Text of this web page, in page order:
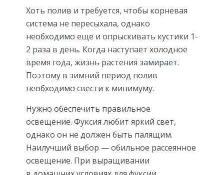
Хоть полив и требуется, чтобы корневая
система не пересыхала, однако
необходимо еще и опрыскивать кустики 1-
2 раза в день. Когда наступает холодное
время года, жизнь растения замирает.
Поэтому в зимний период полив
необходимо свести к минимуму.
Нужно обеспечить правильное
освещение. Фуксия любит яркий свет,
однако он не должен быть палящим.
Наилучший выбор — обильное рассеянное
освещение. При выращивании